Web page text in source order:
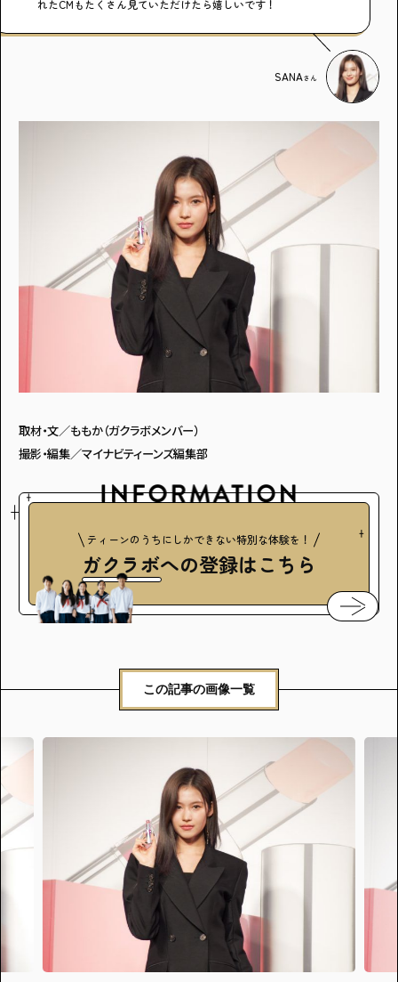
れたCMもたくさん見ていただけたら嬉しいです！
SANAさん
取材・文／ももか（ガクラボメンバー）
撮影・編集／マイナビティーンズ編集部
ティーンのうちにしかできない特別な体験を！
ガクラボへの登録はこちら
この記事の画像一覧